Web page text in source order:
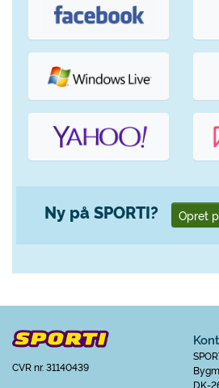
Ny på SPORTI? Opret
CVR nr. 31140439
DK-